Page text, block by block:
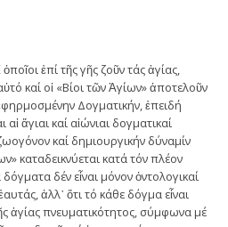
ἐπί τῆς γῆς ζοῦν τάς ἁγίας,
καί οἱ «Βίοι τῶν Ἁγίων» ἀποτελοῦν
Δογματικήν, ἐπειδή
ἅγιαι καί αἰώνιαι δογματικαί
καί δημιουργικήν δύναμίν
καταδεικνύεται κατά τόν πλέον
δέν εἶναι μόνον ὀντολογικαί
ἀλλ᾽ ὅτι τό κάθε δόγμα εἶναι
ἁγίας πνευματικότητος, σύμφωνα μέ